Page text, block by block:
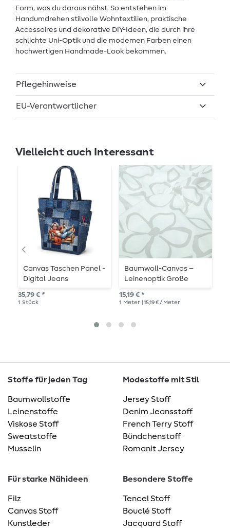
Form, was du daraus nähst. So entstehen im
Handumdrehen stilvolle Wohntextilien, praktische
Accessoires und dekorative DIY-Ideen, die durch ihre
schlichte Uni-Optik und die modernen Farben einen
hochwertigen Handmade-Look bekommen.
Pflegehinweise
EU-Verantwortlicher
Vielleicht auch Interessant
Canvas Taschen Panel -
Digital Jeans
35,79 € *
1 Stück
Baumwoll-Canvas –
Leinenoptik Große
Blüten Weiß Grau
15,19 € *
1 Meter | 15,19 € / Meter
Stoffe für jeden Tag
Baumwollstoffe
Leinenstoffe
Viskose Stoff
Sweatstoffe
Musselin
Modestoffe mit Stil
Jersey Stoff
Denim Jeansstoff
French Terry Stoff
Bündchenstoff
Romanit Jersey
Für starke Nähideen
Filz
Canvas Stoff
Kunstleder
Besondere Stoffe
Tencel Stoff
Bouclé Stoff
Jacquard Stoff